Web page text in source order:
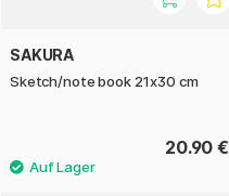
SAKURA
Sketch/note book 21x30 cm
20.90 €